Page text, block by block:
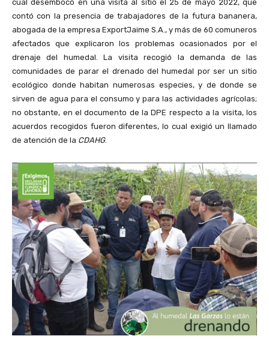
cual desembocó en una visita al sitio el 25 de mayo 2022, que
contó con la presencia de trabajadores de la futura bananera,
abogada de la empresa ExportJaime S.A., y más de 60 comuneros
afectados que explicaron los problemas ocasionados por el
drenaje del humedal. La visita recogió la demanda de las
comunidades de parar el drenado del humedal por ser un sitio
ecológico donde habitan numerosas especies, y de donde se
sirven de agua para el consumo y para las actividades agrícolas;
no obstante, en el documento de la DPE respecto a la visita, los
acuerdos recogidos fueron diferentes, lo cual exigió un llamado
de atención de la CDAHG.